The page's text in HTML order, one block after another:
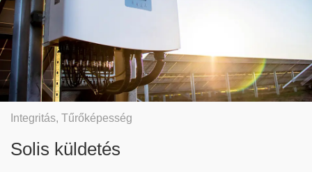
Integritás, Tűrőképesség
Solis küldetés